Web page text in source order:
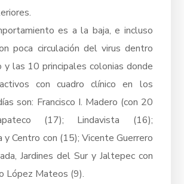
es a la baja, e incluso
poca circulación del virus dentro
y las 10 principales colonias donde
con cuadro clínico en los
son: Francisco I. Madero (con 20
(17); Lindavista (16);
Centro con (15); Vicente Guerrero
Jardines del Sur y Jaltepec con
López Mateos (9).